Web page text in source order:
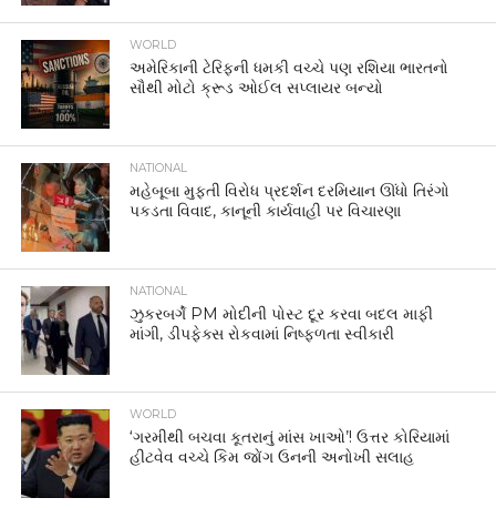
WORLD
અમેરિકાની ટેરિફની ધમકી વચ્ચે પણ રશિયા ભારતનો
સૌથી મોટો ક્રૂડ ઓઈલ સપ્લાયર બન્યો
NATIONAL
મહેબૂબા મુફ્તી વિરોધ પ્રદર્શન દરમિયાન ઊંધો તિરંગો
પકડતા વિવાદ, કાનૂની કાર્યવાહી પર વિચારણા
NATIONAL
ઝુકરબર્ગે PM મોદીની પોસ્ટ દૂર કરવા બદલ માફી
માંગી, ડીપફેક્સ રોકવામાં નિષ્ફળતા સ્વીકારી
WORLD
‘ગરમીથી બચવા કૂતરાનું માંસ ખાઓ’! ઉત્તર કોરિયામાં
હીટવેવ વચ્ચે કિમ જોંગ ઉનની અનોખી સલાહ